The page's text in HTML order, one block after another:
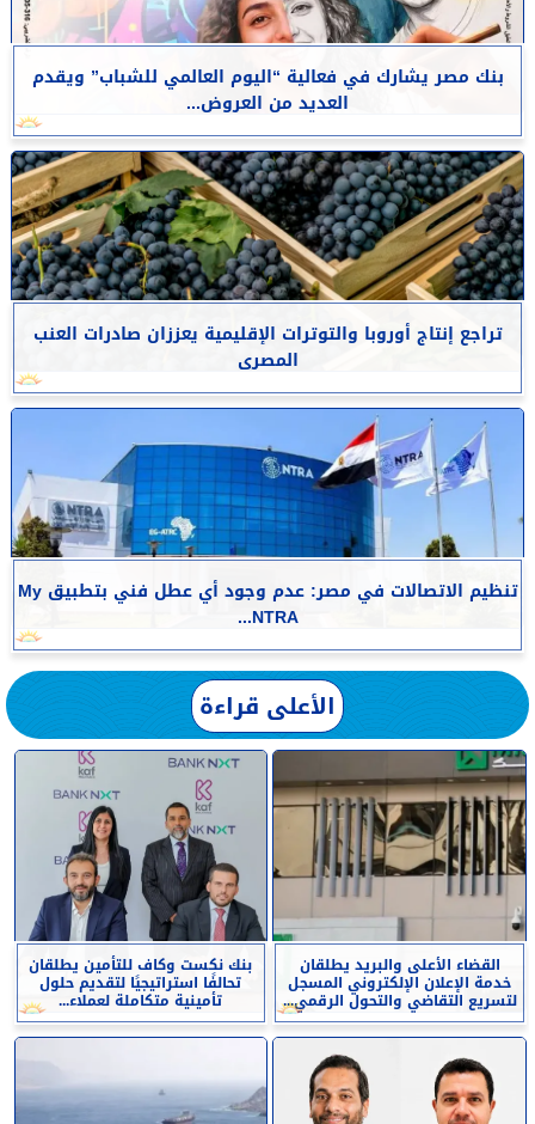
بنك مصر يشارك في فعالية “اليوم العالمي للشباب” ويقدم
العديد من العروض...
تراجع إنتاج أوروبا والتوترات الإقليمية يعززان صادرات العنب
المصرى
تنظيم الاتصالات في مصر: عدم وجود أي عطل فني بتطبيق My
NTRA...
الأعلى قراءة
القضاء الأعلى والبريد يطلقان
خدمة الإعلان الإلكتروني المسجل
لتسريع التقاضي والتحول الرقمي...
بنك نكست وكاف للتأمين يطلقان
تحالفًا استراتيجيًا لتقديم حلول
تأمينية متكاملة لعملاء...